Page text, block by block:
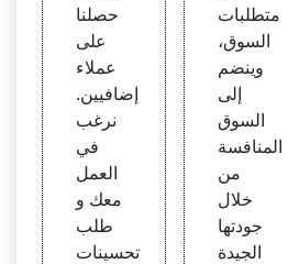
حصلنا
على
عملاء
إضافيين.
نرغب
في
العمل
معك و
طلب
تحسينات
متطلبات
السوق،
وينضم
إلى
السوق
المنافسة
من
خلال
جودتها
الجيدة